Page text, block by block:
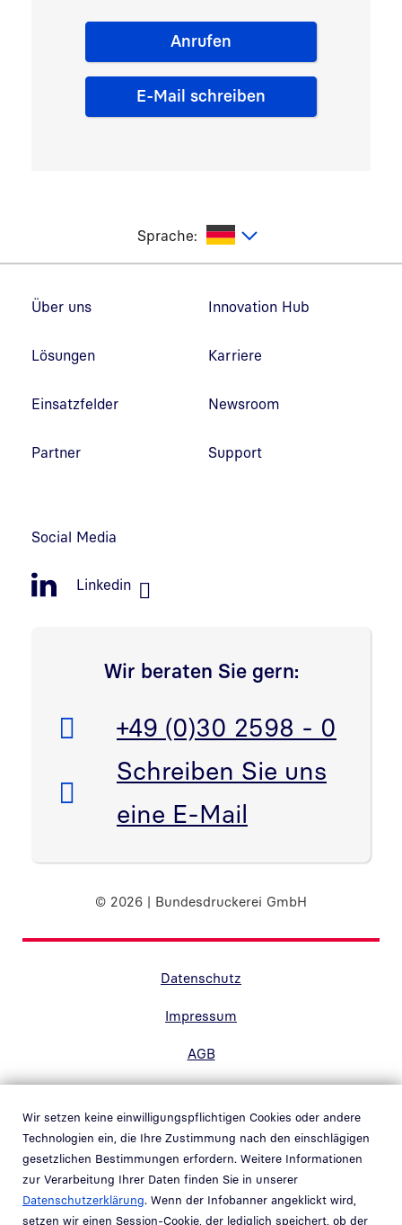
Wir setzen keine einwilligungspflichtigen Cookies oder andere
Technologien ein, die Ihre Zustimmung nach den einschlägigen
gesetzlichen Bestimmungen erfordern. Weitere Informationen
zur Verarbeitung Ihrer Daten finden Sie in unserer
Datenschutzerklärung. Wenn der Infobanner angeklickt wird,
setzen wir einen Session-Cookie, der lediglich speichert, ob der
Anrufen
E-Mail schreiben
Sprache:
Über uns
Lösungen
Einsatzfelder
Partner
Innovation Hub
Karriere
Newsroom
Support
Social Media
Linkedin
Wir beraten Sie gern:
Telefon:
+49 (0)30 2598 - 0
E-Mail:
Schreiben Sie uns
eine E-Mail
© 2026 | Bundesdruckerei GmbH
Datenschutz
Impressum
AGB
Kontakt
Hinweisgebersystem
Link in neuem Fenster öffnen
Whistleblower system